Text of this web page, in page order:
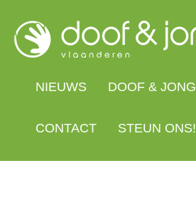
naar
NIEUWS DOOF & JONG
CONTACT STEUN ONS!